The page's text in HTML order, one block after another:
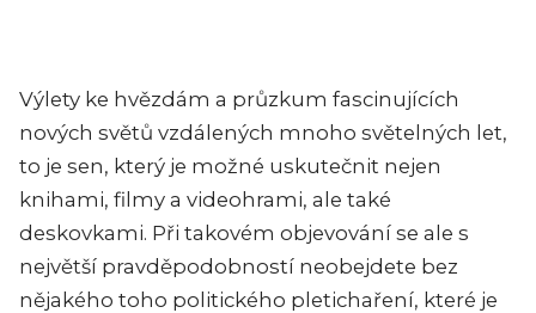
Výlety ke hvězdám a průzkum fascinujících
nových světů vzdálených mnoho světelných let,
to je sen, který je možné uskutečnit nejen
knihami, filmy a videohrami, ale také
deskovkami. Při takovém objevování se ale s
největší pravděpodobností neobejdete bez
nějakého toho politického pletichaření, které je